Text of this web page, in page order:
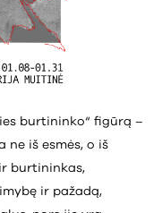
burtininko“ figūrą –
iš esmės, o iš
burtininkas,
ir pažadą,